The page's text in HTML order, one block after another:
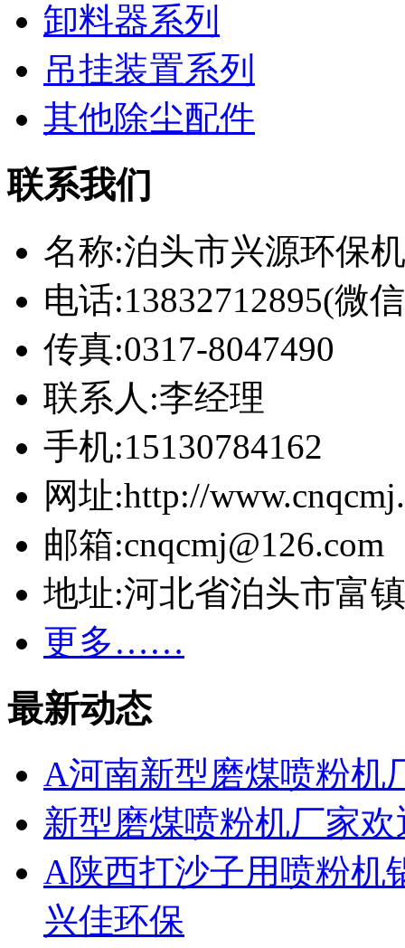
卸料器系列
吊挂装置系列
其他除尘配件
联系我们
名称:泊头市兴源环保
电话:13832712895(微
传真:0317-8047490
联系人:李经理
手机:15130784162
网址:http://
邮箱:cnqcmj@126.com
地址:河北省泊头市富
更多……
最新动态
A河南新型磨煤喷粉机
新型磨煤喷粉机厂家
A陕西打沙子用喷粉机
兴佳环保